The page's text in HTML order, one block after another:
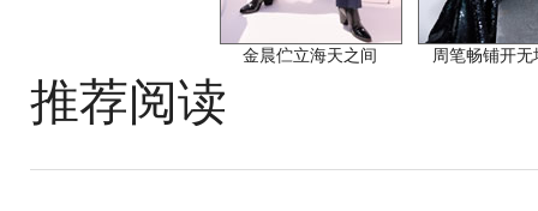
金晨伫立海天之间 周笔畅铺开无
推荐阅读